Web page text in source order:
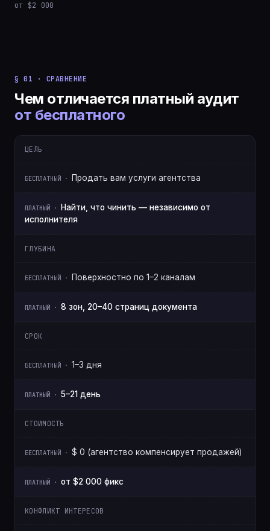
от $2 000
§ 01 · СРАВНЕНИЕ
Чем отличается платный аудит
от бесплатного
ЦЕЛЬ
Продать вам услуги агентства
Найти, что чинить — независимо от
исполнителя
ГЛУБИНА
Поверхностно по 1–2 каналам
8 зон, 20–40 страниц документа
СРОК
1–3 дня
5–21 день
СТОИМОСТЬ
$ 0 (агентство компенсирует продажей)
от $2 000 фикс
КОНФЛИКТ ИНТЕРЕСОВ